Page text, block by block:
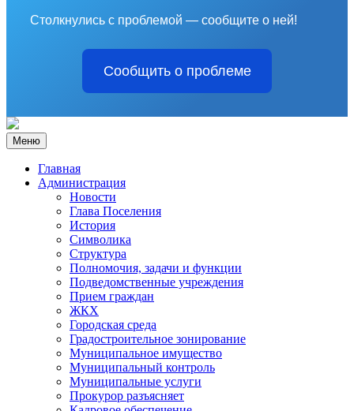
Столкнулись с проблемой — сообщите о ней!
Сообщить о проблеме
Меню
Главная
Администрация
Новости
Глава Поселения
История
Символика
Структура
Полномочия, задачи и функции
Подведомственные учреждения
Прием граждан
ЖКХ
Городская среда
Градостроительное зонирование
Муниципальное имущество
Муниципальный контроль
Муниципальные услуги
Прокурор разъясняет